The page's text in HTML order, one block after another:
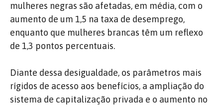
mulheres negras são afetadas, em média, com o
aumento de um 1,5 na taxa de desemprego,
enquanto que mulheres brancas têm um reflexo
de 1,3 pontos percentuais.
Diante dessa desigualdade, os parâmetros mais
rígidos de acesso aos benefícios, a ampliação do
sistema de capitalização privada e o aumento no